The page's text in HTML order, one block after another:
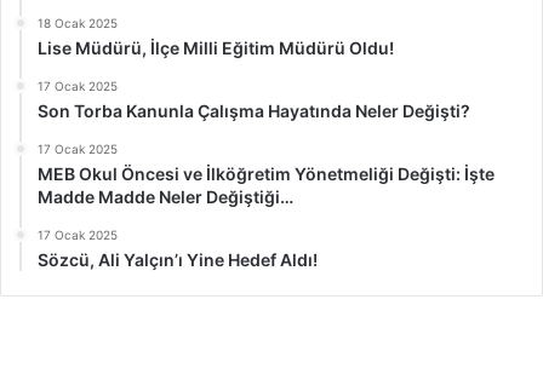
18 Ocak 2025
Lise Müdürü, İlçe Milli Eğitim Müdürü Oldu!
17 Ocak 2025
Son Torba Kanunla Çalışma Hayatında Neler Değişti?
17 Ocak 2025
MEB Okul Öncesi ve İlköğretim Yönetmeliği Değişti: İşte
Madde Madde Neler Değiştiği…
17 Ocak 2025
Sözcü, Ali Yalçın’ı Yine Hedef Aldı!